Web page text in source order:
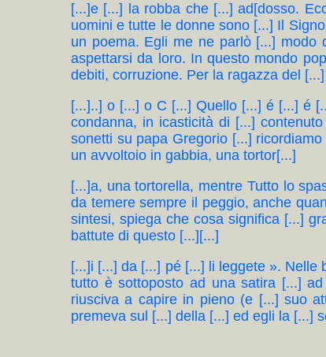
[...]e [...] la robba che [...] ad[dosso.
uomini e tutte le donne sono [...] Il
un poema. Egli me ne parlò [...] modo
aspettarsi da loro. In questo mondo
debiti, corruzione. Per la ragazza del [...]
[...]..] o [...] o C [...] Quello [...] é [...] é
condanna, in icasticità di [...]
sonetti su papa Gregorio [...]
un avvoltoio in gabbia, una tortor[...]
[...]a, una tortorella, mentre Tutto lo
da temere sempre il peggio, anche
sintesi, spiega che cosa significa [...]
battute di questo [...][...]
[...]i [...] da [...] pé [...] li leggete ».
tutto è sottoposto ad una satira [...]
riusciva a capire in pieno (e [...] suo
premeva sul [...] della [...] ed egli la [...]